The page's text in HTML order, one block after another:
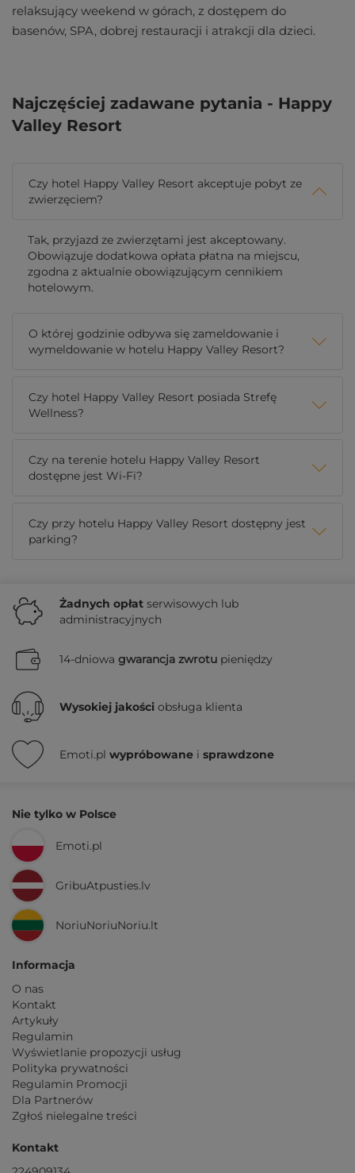
relaksujący weekend w górach, z dostępem do
basenów, SPA, dobrej restauracji i atrakcji dla dzieci.
Najczęściej zadawane pytania - Happy
Valley Resort
Czy hotel Happy Valley Resort akceptuje pobyt ze
zwierzęciem?
Tak, przyjazd ze zwierzętami jest akceptowany.
Obowiązuje dodatkowa opłata płatna na miejscu,
zgodna z aktualnie obowiązującym cennikiem
hotelowym.
O której godzinie odbywa się zameldowanie i
wymeldowanie w hotelu Happy Valley Resort?
Czy hotel Happy Valley Resort posiada Strefę
Wellness?
Czy na terenie hotelu Happy Valley Resort
dostępne jest Wi-Fi?
Czy przy hotelu Happy Valley Resort dostępny jest
parking?
Żadnych opłat serwisowych lub
administracyjnych
14-dniowa gwarancja zwrotu pieniędzy
Wysokiej jakości obsługa klienta
Emoti.pl wypróbowane i sprawdzone
Nie tylko w Polsce
Emoti.pl
GribuAtpusties.lv
NoriuNoriuNoriu.lt
Informacja
O nas
Kontakt
Artykuły
Regulamin
Wyświetlanie propozycji usług
Polityka prywatności
Regulamin Promocji
Dla Partnerów
Zgłoś nielegalne treści
Kontakt